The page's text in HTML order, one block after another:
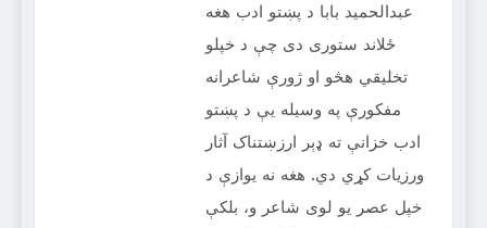
عبدالحميد بابا د پښتو ادب هغه
ځلاند ستوری دی چې د خپلو
تخلیقي هڅو او ژورې شاعرانه
مفکورې په وسیله یې د پښتو
ادب خزانې ته ډېر ارزښتناک آثار
ورزیات کړي دي. هغه نه یوازې د
خپل عصر یو لوی شاعر و، بلکې